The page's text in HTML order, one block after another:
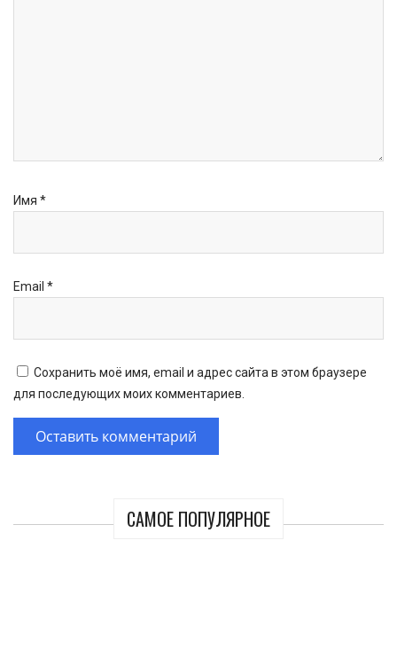
САМОЕ ПОПУЛЯРНОЕ
Имя *
Email *
Сохранить моё имя, email и адрес сайта в этом браузере
для последующих моих комментариев.